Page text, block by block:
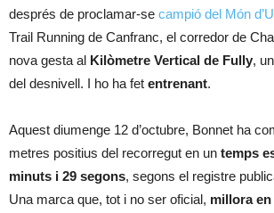
després de proclamar-se campió del Món
Trail Running de Canfranc, el corredor de
nova gesta al Kilòmetre Vertical de Fully,
del desnivell. I ho ha fet entrenant.
Aquest diumenge 12 d’octubre, Bonnet ha
metres positius del recorregut en un temps
minuts i 29 segons, segons el registre
Una marca que, tot i no ser oficial, millora